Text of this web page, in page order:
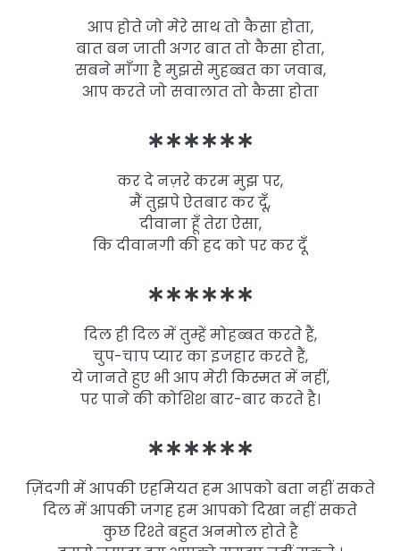
आप होते जो मेरे साथ तो कैसा होता,
बात बन जाती अगर बात तो कैसा होता,
सबने माँगा है मुझसे मुहब्बत का जवाब,
आप करते जो सवालात तो कैसा होता
∗∗∗∗∗∗
कर दे नज़रे करम मुझ पर,
मैं तुझपे ऐतबार कर दूँ,
दीवाना हूँ तेरा ऐसा,
कि दीवानगी की हद को पर कर दूँ
∗∗∗∗∗∗
दिल ही दिल में तुम्हें मोहब्बत करते हैं,
चुप-चाप प्यार का इजहार करते हैं,
ये जानते हुए भी आप मेरी किस्मत में नहीं,
पर पाने की कोशिश बार-बार करते है।
∗∗∗∗∗∗
ज़िंदगी में आपकी एहमियत हम आपको बता नहीं सकते
दिल में आपकी जगह हम आपको दिखा नहीं सकते
कुछ रिश्ते बहुत अनमोल होते है